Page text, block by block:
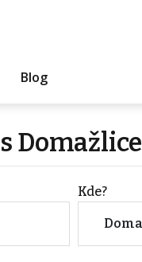
Blog
Domažlice
Kde?